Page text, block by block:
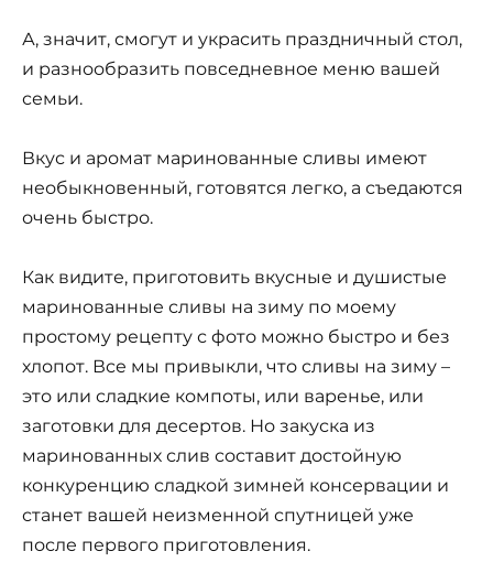
А, значит, смогут и украсить праздничный стол,
и разнообразить повседневное меню вашей
семьи.
Вкус и аромат маринованные сливы имеют
необыкновенный, готовятся легко, а съедаются
очень быстро.
Как видите, приготовить вкусные и душистые
маринованные сливы на зиму по моему
простому рецепту с фото можно быстро и без
хлопот. Все мы привыкли, что сливы на зиму –
это или сладкие компоты, или варенье, или
заготовки для десертов. Но закуска из
маринованных слив составит достойную
конкуренцию сладкой зимней консервации и
станет вашей неизменной спутницей уже
после первого приготовления.